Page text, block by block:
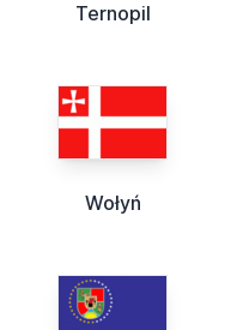
Ternopil
Wołyń